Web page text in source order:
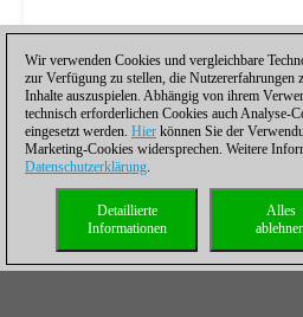
Wir verwenden Cookies und vergleichbare
zur Verfügung zu stellen, die Nutzererfahrungen
Inhalte auszuspielen. Abhängig von ihrem
technisch erforderlichen Cookies auch Analyse-
eingesetzt werden. Hier können Sie der
Marketing-Cookies widersprechen. Weitere
Datenschutzerklärung.
Alles
Detaillierte
Informationen